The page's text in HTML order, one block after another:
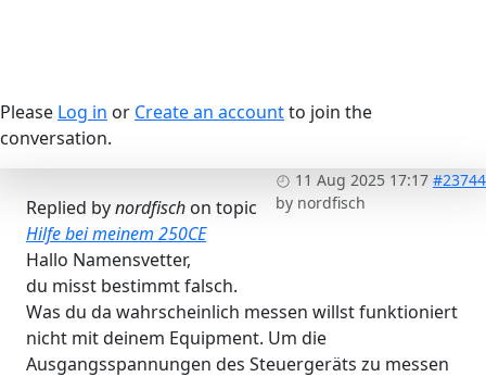
Please Log in or Create an accountto join the
conversation.
11 Aug 2025 17:17 #23744
by nordfisch
Replied bynordfischon topic
Hilfe bei meinem 250CE
Hallo Namensvetter,
du misst bestimmt falsch.
Was du da wahrscheinlich messen willst funktioniert
nicht mit deinem Equipment. Um die
Ausgangsspannungen des Steuergeräts zu messen